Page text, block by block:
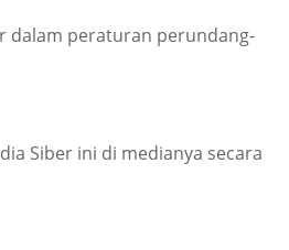
dalam peraturan perundang-
Siber ini di medianya secara